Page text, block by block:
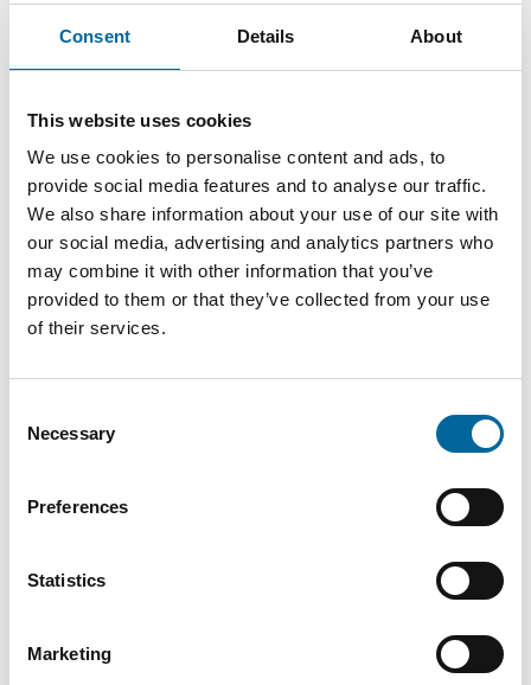
Consent Details About
This website uses cookies
We use cookies to personalise content and ads, to
provide social media features and to analyse our traffic.
We also share information about your use of our site with
our social media, advertising and analytics partners who
may combine it with other information that you’ve
provided to them or that they’ve collected from your use
of their services.
Selection
Necessary
Preferences
Statistics
Marketing
Mario Schnepper
CEO | Amokabel GmbH
+49 151 18102588
mario.schnepper@amokabel.de